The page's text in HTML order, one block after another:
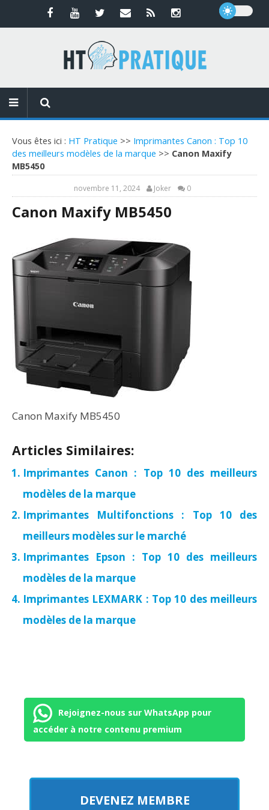
Vous êtes ici : HT Pratique >> Imprimantes Canon : Top 10
des meilleurs modèles de la marque >> Canon Maxify
MB5450
novembre 11, 2024 Joker 0
Canon Maxify MB5450
Canon Maxify MB5450
Articles Similaires:
Imprimantes Canon : Top 10 des meilleurs
modèles de la marque
Imprimantes Multifonctions : Top 10 des
meilleurs modèles sur le marché
Imprimantes Epson : Top 10 des meilleurs
modèles de la marque
Imprimantes LEXMARK : Top 10 des meilleurs
modèles de la marque
Rejoignez-nous sur WhatsApp pour
accéder à notre contenu premium
DEVENEZ MEMBRE